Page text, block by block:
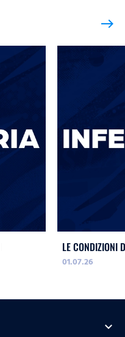
east
LE CONDIZIONI
01.07.26
expand_more